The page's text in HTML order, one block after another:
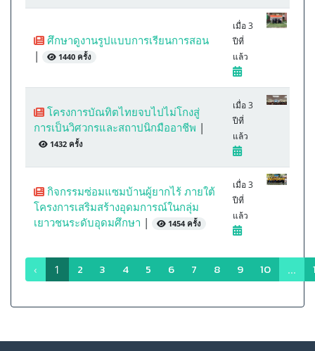
ศึกษาดูงานรูปแบบการเรียนการสอน
|
1440 ครั้ง
เมื่อ 3
ปีที่
แล้ว
โครงการบัณทิตไทยจบไปไม่โกงสู่
การเป็นวิศวกรและสถาปนิกมืออาชีพ |
1432 ครั้ง
เมื่อ 3
ปีที่
แล้ว
กิจกรรมซ่อมแซมบ้านผู้ยากไร้ ภายใต้
โครงการเสริมสร้างอุดมการณ์ในกลุ่ม
เยาวชนระดับอุดมศึกษา | 1454 ครั้ง
เมื่อ 3
ปีที่
แล้ว
‹ 1 2 3 4 5 6 7 8 9 10 ...